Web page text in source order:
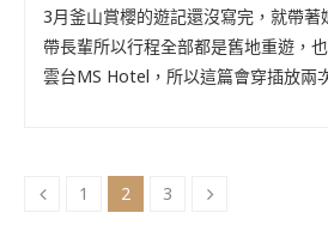
3月釜山賞櫻的遊記還沒寫完，就帶著
帶長輩所以行程全部都是舊地重遊，
雲台MS Hotel，所以這篇會穿插放兩
1 2 3